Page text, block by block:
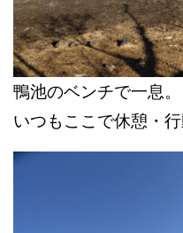
鴨池のベンチで一息。
いつもここで休憩・行